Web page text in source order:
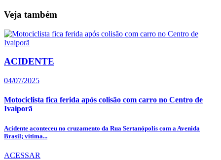
Veja também
ACIDENTE
04/07/2025
Motociclista fica ferida após colisão com carro no Centro de
Ivaiporã
Acidente aconteceu no cruzamento da Rua Sertanópolis com a Avenida
Brasil; vítima...
ACESSAR